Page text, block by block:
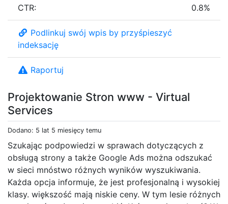
Projektowanie Stron www - Virtual
Services
Dodano: 5 lat 5 miesięcy temu
Szukając podpowiedzi w sprawach dotyczących z
obsługą strony a także Google Ads można odszukać
w sieci mnóstwo różnych wyników wyszukiwania.
Każda opcja informuje, że jest profesjonalną i wysokiej
klasy. większość mają niskie ceny. W tym lesie różnych
CTR: 0.8%
Podlinkuj swój wpis by przyśpieszyć
indeksację
Raportuj